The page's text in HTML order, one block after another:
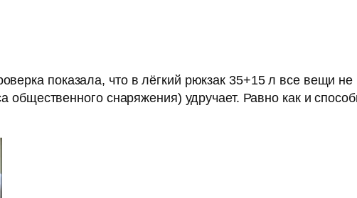
показала, что в лёгкий рюкзак 35+15 л все вещи
снаряжения) удручает. Равно как и